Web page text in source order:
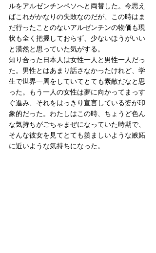
ルをアルゼンチンペソへと両替した。今思え
ばこれがかなりの失敗なのだが、この時はま
だ行ったことのないアルゼンチンの物価も現
状も全く把握しておらず、少ないほうがいい
と漠然と思っていた気がする。
知り合った日本人は女性一人と男性一人だっ
た。男性とはあまり話さなかったけれど、学
生で世界一周をしていてとても素敵だなと思
った。もう一人の女性は夢に向かってまっす
ぐ進み、それをはっきり宣言している姿が印
象的だった。わたしはこの時、ちょうど色ん
な気持ちがごちゃまぜになっていた時期で、
そんな彼女を見てとても羨ましいような嫉妬
に近いような気持ちになった。